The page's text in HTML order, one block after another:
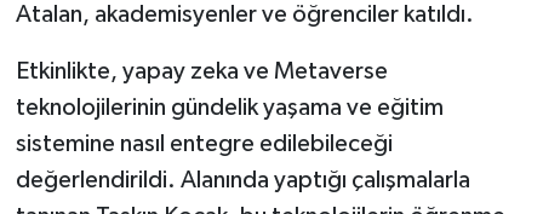
Atalan, akademisyenler ve öğrenciler katıldı.
Etkinlikte, yapay zeka ve Metaverse
teknolojilerinin gündelik yaşama ve eğitim
sistemine nasıl entegre edilebileceği
değerlendirildi. Alanında yaptığı çalışmalarla